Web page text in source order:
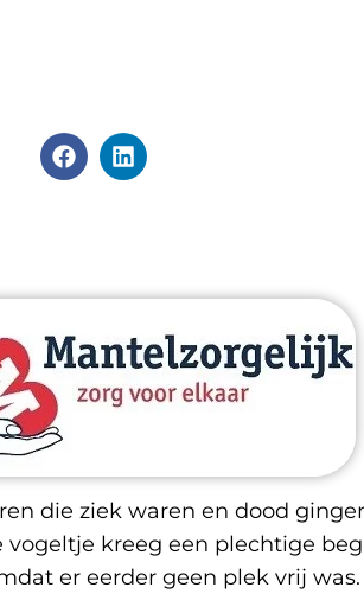
die ziek waren en dood
kreeg een plechtige
er eerder geen plek vrij